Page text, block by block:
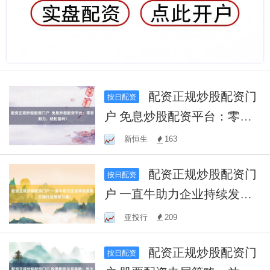
按日配资
户 免息炒股配资平台：零息
助力，轻松盈利！
新恒生 163
按日配资
户 一直牛助力企业持续发
展，打造行业领军力量！
亚投行 209
按日配资